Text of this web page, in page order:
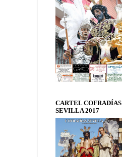
CARTEL COFRADÍAS
SEVILLA 2017